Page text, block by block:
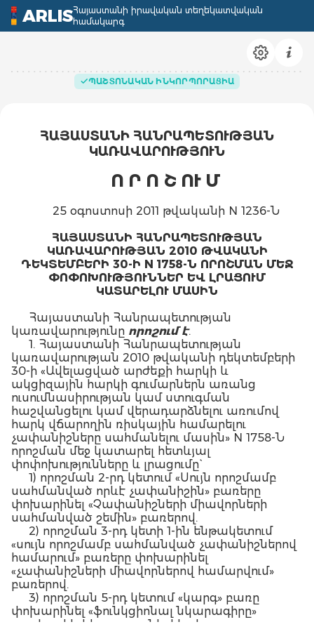
ARLISՀայաստանի իրավական տեղեկատվական
համակարգ
ՊԱՇՏՈՆԱԿԱՆ ԻՆԿՈՐՊՈՐԱՑԻԱ
ՀԱՅԱՍՏԱՆԻ ՀԱՆՐԱՊԵՏՈՒԹՅԱՆ
ԿԱՌԱՎԱՐՈՒԹՅՈՒՆ
Ո Ր Ո Շ ՈՒ Մ
25 օգոստոսի 2011 թվականի N 1236-Ն
ՀԱՅԱՍՏԱՆԻ ՀԱՆՐԱՊԵՏՈՒԹՅԱՆ
ԿԱՌԱՎԱՐՈՒԹՅԱՆ 2010 ԹՎԱԿԱՆԻ
ԴԵԿՏԵՄԲԵՐԻ 30-Ի N 1758-Ն ՈՐՈՇՄԱՆ ՄԵՋ
ՓՈՓՈԽՈՒԹՅՈՒՆՆԵՐ ԵՎ ԼՐԱՑՈՒՄ
ԿԱՏԱՐԵԼՈՒ ՄԱՍԻՆ
Հայաստանի Հանրապետության
կառավարությունը որոշում է.
1. Հայաստանի Հանրապետության
կառավարության 2010 թվականի դեկտեմբերի
30-ի «Ավելացված արժեքի հարկի և
ակցիզային հարկի գումարներն առանց
ուսումնասիրության կամ ստուգման
հաշվանցելու կամ վերադարձնելու առումով
հարկ վճարողին ռիսկային համարելու
չափանիշները սահմանելու մասին» N 1758-Ն
որոշման մեջ կատարել հետևյալ
փոփոխությունները և լրացումը`
1) որոշման 2-րդ կետում «Սույն որոշմամբ
սահմանված որևէ չափանիշին» բառերը
փոխարինել «Չափանիշների միավորների
սահմանված շեմին» բառերով.
2) որոշման 3-րդ կետի 1-ին ենթակետում
«սույն որոշմամբ սահմանված չափանիշներով
համարում» բառերը փոխարինել
«չափանիշների միավորներով համարվում»
բառերով.
3) որոշման 5-րդ կետում «կարգ» բառը
փոխարինել «ֆունկցիոնալ նկարագիրը»
բառերով և կետը լրացնել հետևյալ